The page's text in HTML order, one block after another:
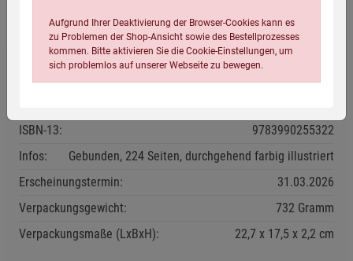
Eigenschaften
ISBN-13:
9783990255322
Infos:
Gebunden, 224 Seiten, durchgehend farbig illustriert
Erscheinungstermin:
31.03.2026
Verpackungsgewicht:
732 Gramm
Verpackungsmaße (LxBxH):
22,7 17,5 2,2 cm
Aufgrund Ihrer Deaktivierung der Browser-Cookies kann es
zu Problemen der Shop-Ansicht sowie des Bestellprozesses
kommen. Bitte aktivieren Sie die Cookie-Einstellungen, um
sich problemlos auf unserer Webseite zu bewegen.
Einstellungen speichern für die GruppeEinstellungen speichern für die Gruppe